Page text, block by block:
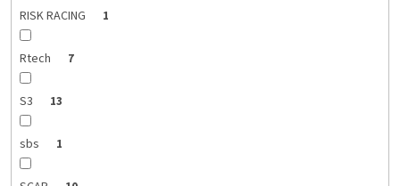
RISK RACING 1
Rtech 7
S3 13
sbs 1